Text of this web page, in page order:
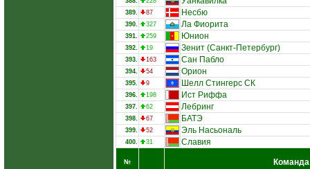
389. 87 Несбю
390. 327 Ла Фиорита
391. 259 Юнион
392. 19 Зенит (Санкт-Петербург)
393. 163 Сан Пабло
394. 54 Орион
395. 9 Шелл Стингерс СК
396. 198 Ист Риффа
397. 62 Лебринг
398. 67 БАТЭ
399. 52 Эль Насьональ
400. 31 Славия
№ Команда